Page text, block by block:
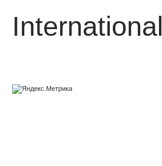
International